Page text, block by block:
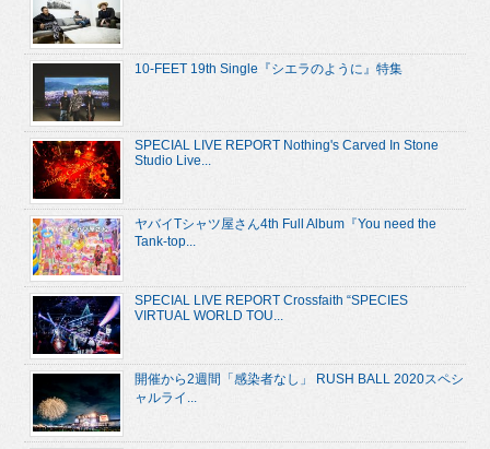
10-FEET 19th Single『シエラのように』特集
SPECIAL LIVE REPORT Nothing's Carved In Stone
Studio Live...
ヤバイTシャツ屋さん4th Full Album『You need the
Tank-top...
SPECIAL LIVE REPORT Crossfaith “SPECIES
VIRTUAL WORLD TOU...
開催から2週間「感染者なし」 RUSH BALL 2020スペシ
ャルライ...